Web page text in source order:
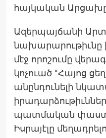
հայկական
Ազերպայճանի
նախարարութիւնը
մէջ որոշումը
կոչուած “Հայոց
անընդունելի
պատմական
Իսրայէլը